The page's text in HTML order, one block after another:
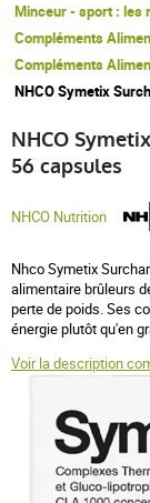
Minceur - sport : les
Compléments
Compléments
NHCO Symetix
NHCO
56 capsules
NHCO Nutrition
Nhco Symetix
alimentaire brûleurs
perte de poids. Ses
énergie plutôt qu'en
Voir la description